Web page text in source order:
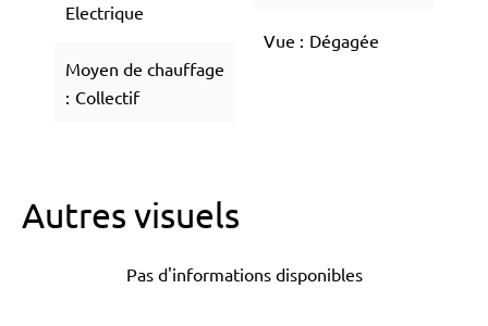
Electrique
Moyen de chauffage
Collectif
Vue Dégagée
Autres visuels
Pas d'informations disponibles